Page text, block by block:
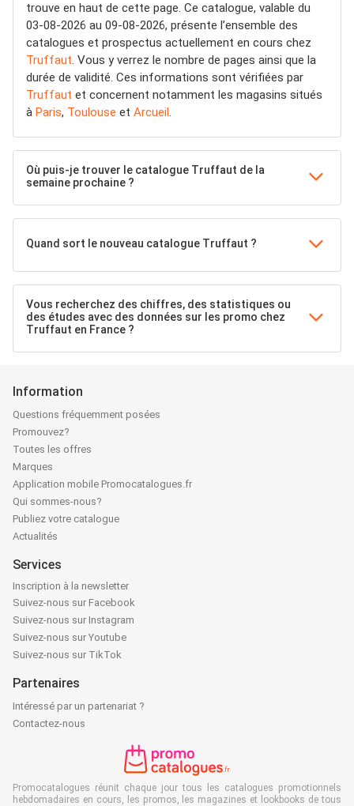
trouve en haut de cette page. Ce catalogue, valable du
03-08-2026 au 09-08-2026, présente l’ensemble des
catalogues et prospectus actuellement en cours chez
Truffaut. Vous y verrez le nombre de pages ainsi que la
durée de validité. Ces informations sont vérifiées par
Truffaut et concernent notamment les magasins situés
à Paris, Toulouse et Arcueil.
Où puis-je trouver le catalogue Truffaut de la
semaine prochaine ?
Quand sort le nouveau catalogue Truffaut ?
Vous recherchez des chiffres, des statistiques ou
des études avec des données sur les promo chez
Truffaut en France ?
Information
Questions fréquemment posées
Promouvez?
Toutes les offres
Marques
Application mobile Promocatalogues.fr
Qui sommes-nous?
Publiez votre catalogue
Actualités
Services
Inscription à la newsletter
Suivez-nous sur Facebook
Suivez-nous sur Instagram
Suivez-nous sur Youtube
Suivez-nous sur TikTok
Partenaires
Intéressé par un partenariat ?
Contactez-nous
Promocatalogues réunit chaque jour tous les catalogues promotionnels
hebdomadaires en cours, les promos, les magazines et lookbooks de tous